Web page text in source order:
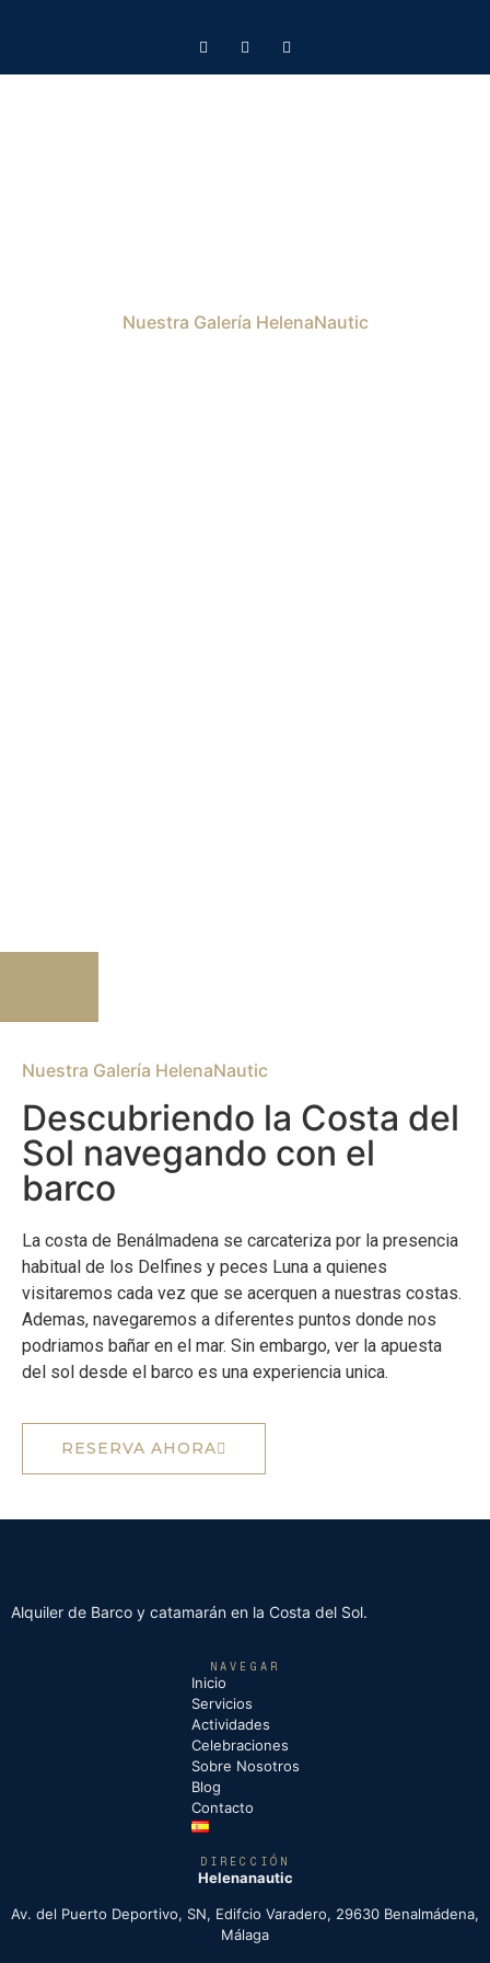
Nuestra Galería HelenaNautic
Nuestra Galería HelenaNautic
Descubriendo la Costa del
Sol navegando con el
barco
La costa de Benálmadena se carcateriza por la presencia
habitual de los Delfines y peces Luna a quienes
visitaremos cada vez que se acerquen a nuestras costas.
Ademas, navegaremos a diferentes puntos donde nos
podriamos bañar en el mar. Sin embargo, ver la apuesta
del sol desde el barco es una experiencia unica.
RESERVA AHORA
Alquiler de Barco y catamarán en la Costa del Sol.
NAVEGAR
Inicio
Servicios
Actividades
Celebraciones
Sobre Nosotros
Blog
Contacto
DIRECCIÓN
Helenanautic
Av. del Puerto Deportivo, SN, Edifcio Varadero, 29630 Benalmádena,
Málaga